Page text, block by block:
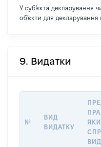
У суб'єкта декларування
об'єкти для декларування
9. Видатки
№
ВИД
ВИДАТКУ